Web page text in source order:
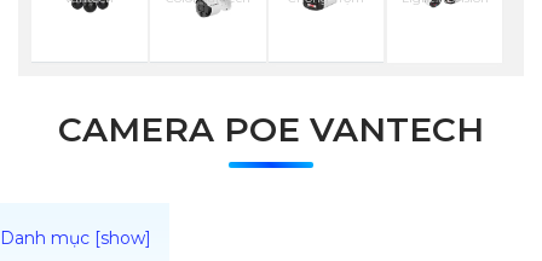
CAMERA POE VANTECH